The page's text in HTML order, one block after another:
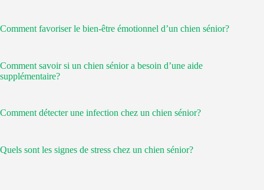
Comment favoriser le bien-être émotionnel d’un chien sénior?
Comment savoir si un chien sénior a besoin d’une aide
supplémentaire?
Comment détecter une infection chez un chien sénior?
Quels sont les signes de stress chez un chien sénior?